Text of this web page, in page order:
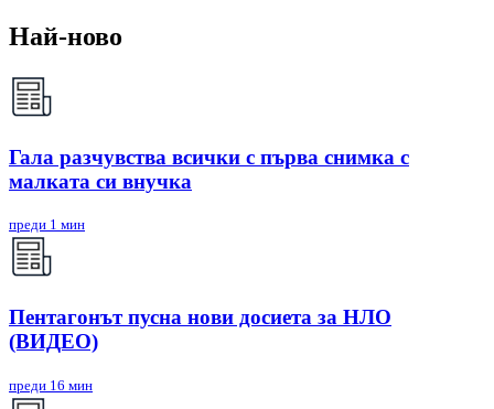
Най-ново
Гала разчувства всички с първа снимка с
малката си внучка
преди 1 мин
Пентагонът пусна нови досиета за НЛО
(ВИДЕО)
преди 16 мин